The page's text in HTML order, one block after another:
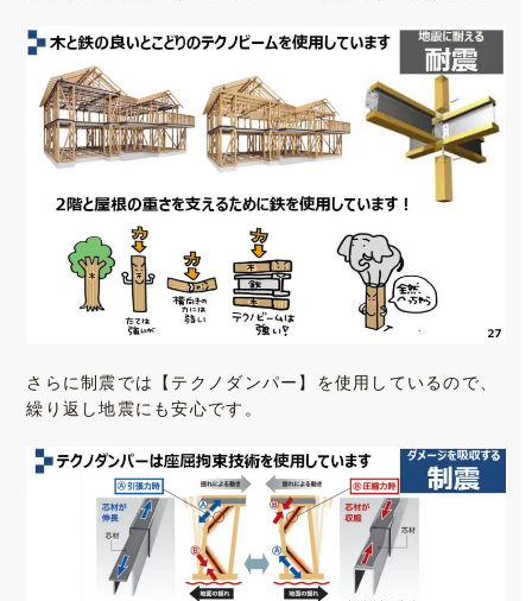
さらに制震では【テクノダンパー】を使用しているので、
繰り返し地震にも安心です。